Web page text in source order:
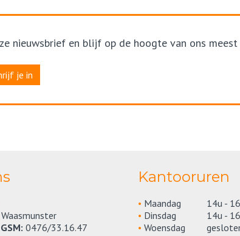
nieuwsbrief en blijf op de hoogte van ons meest
je in
GSM: 0476/33.16.47
Kantooruren
• Maandag
• Dinsdag
• Woensdag
14u -
14u -